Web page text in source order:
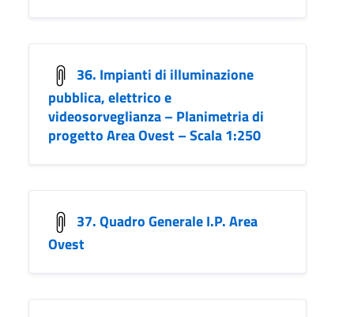
36. Impianti di illuminazione
pubblica, elettrico e
videosorveglianza – Planimetria di
progetto Area Ovest – Scala 1:250
37. Quadro Generale I.P. Area
Ovest